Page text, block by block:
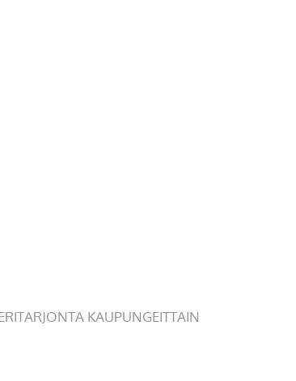
KAUPUNGEITTAIN